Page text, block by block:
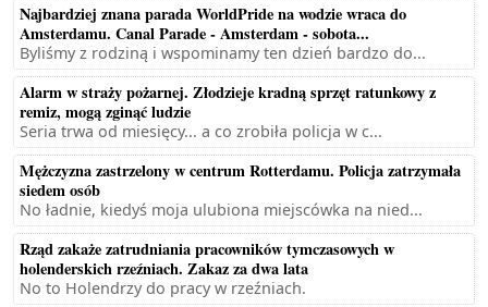
Najbardziej znana parada WorldPride na wodzie wraca do
Amsterdamu. Canal Parade - Amsterdam - sobota...
Byliśmy z rodziną i wspominamy ten dzień bardzo do...
Alarm w straży pożarnej. Złodzieje kradną sprzęt ratunkowy z
remiz, mogą zginąć ludzie
Seria trwa od miesięcy... a co zrobiła policja w c...
Mężczyzna zastrzelony w centrum Rotterdamu. Policja zatrzymała
siedem osób
No ładnie, kiedyś moja ulubiona miejscówka na nied...
Rząd zakaże zatrudniania pracowników tymczasowych w
holenderskich rzeźniach. Zakaz za dwa lata
No to Holendrzy do pracy w rzeźniach.